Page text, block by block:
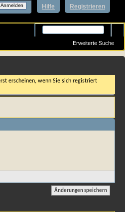
Registrieren
Hilfe
Erweiterte Suche
erscheinen, wenn Sie sich registriert